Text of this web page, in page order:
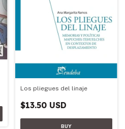
Los pliegues del linaje
$13.50 USD